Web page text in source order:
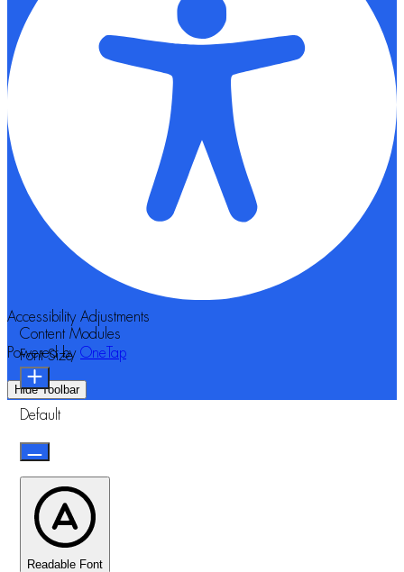
Accessibility Adjustments
Powered by OneTap
Hide Toolbar
Content Modules
Font Size
Default
Readable Font